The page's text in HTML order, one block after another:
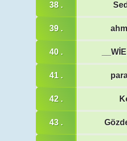
38 .
39 .
40 .
41 .
42 .
43 .